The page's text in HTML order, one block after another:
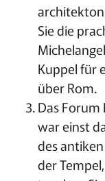
Sie die
Kuppel für
über Rom.
Das
war einst
des
der